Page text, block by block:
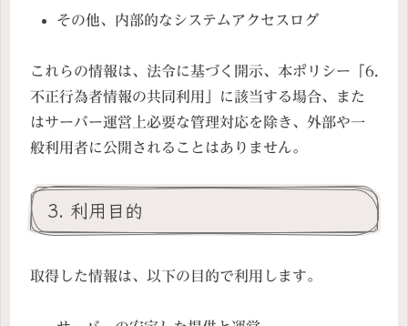
その他、内部的なシステムアクセスログ
これらの情報は、法令に基づく開示、本ポリシー「6.
不正行為者情報の共同利用」に該当する場合、また
はサーバー運営上必要な管理対応を除き、外部や一
般利用者に公開されることはありません。
3. 利用目的
取得した情報は、以下の目的で利用します。